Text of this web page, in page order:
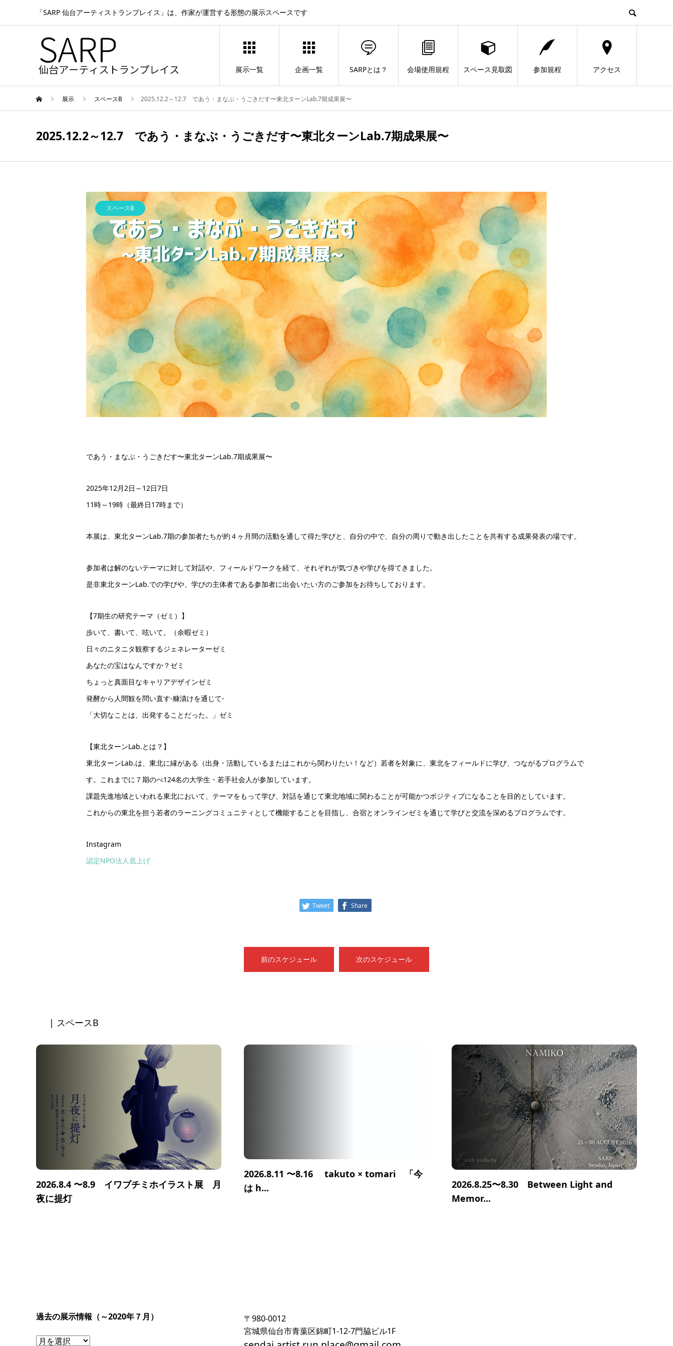
「SARP 仙台アーティストランプレイス」は、作家が運営する形態の展示スペースです
展示一覧 企画一覧 SARPとは？ 会場使用規程 スペース見取図 参加規程 アクセス
展示 スペースB 2025.12.2～12.7 であう・まなぶ・うごきだす〜東北ターンLab.7期成果展〜
2025.12.2～12.7 であう・まなぶ・うごきだす〜東北ターンLab.7期成果展〜
スペースB
であう・まなぶ・うごきだす〜東北ターンLab.7期成果展〜
2025年12月2日～12日7日
11時～19時（最終日17時まで）
本展は、東北ターンLab.7期の参加者たちが約４ヶ月間の活動を通して得た学びと、自分の中で、自分の周りで動き出したことを共有する成果発表の場です。
参加者は解のないテーマに対して対話や、フィールドワークを経て、それぞれが気づきや学びを得てきました。
是非東北ターンLab.での学びや、学びの主体者である参加者に出会いたい方のご参加をお待ちしております。
【7期生の研究テーマ（ゼミ）】
歩いて、書いて、呟いて。（余暇ゼミ）
日々のニタニタ観察するジェネレーターゼミ
あなたの宝はなんですか？ゼミ
ちょっと真面目なキャリアデザインゼミ
発酵から人間観を問い直す-糠漬けを通じて-
「大切なことは、出発することだった。」ゼミ
【東北ターンLab.とは？】
東北ターンLab.は、東北に縁がある（出身・活動しているまたはこれから関わりたい！など）若者を対象に、東北をフィールドに学び、つながるプログラムで
す。これまでに７期のべ124名の大学生・若手社会人が参加しています。
課題先進地域といわれる東北において、テーマをもって学び、対話を通じて東北地域に関わることが可能かつポジティブになることを目的としています。
これからの東北を担う若者のラーニングコミュニティとして機能することを目指し、合宿とオンラインゼミを通じて学びと交流を深めるプログラムです。
Instagram
認定NPO法人底上げ
Tweet Share
前のスケジュール 次のスケジュール
| スペースB
2026.8.4 〜8.9 イワブチミホイラスト展 月
夜に提灯
2026.8.11 〜8.16 takuto × tomari 「今
は h...
2026.8.25〜8.30 Between Light and
Memor...
過去の展示情報（～2020年７月）
過
〒980-0012
宮城県仙台市青葉区錦町1-12-7門脇ビル1F